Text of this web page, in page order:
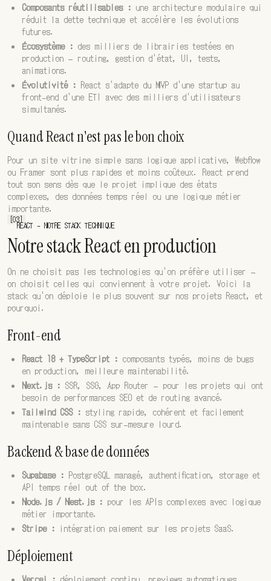
Composants réutilisables : une architecture modulaire qui
réduit la dette technique et accélère les évolutions
futures.
Écosystème : des milliers de librairies testées en
production — routing, gestion d'état, UI, tests,
animations.
Évolutivité : React s'adapte du MVP d'une startup au
front-end d'une ETI avec des milliers d'utilisateurs
simultanés.
Quand React n'est pas le bon choix
Pour un site vitrine simple sans logique applicative, Webflow
ou Framer sont plus rapides et moins coûteux. React prend
tout son sens dès que le projet implique des états
complexes, des données temps réel ou une logique métier
importante.
[03]
REACT - NOTRE STACK TECHNIQUE
Notre stack React en production
On ne choisit pas les technologies qu'on préfère utiliser —
on choisit celles qui conviennent à votre projet. Voici la
stack qu'on déploie le plus souvent sur nos projets React, et
pourquoi.
Front-end
React 18 + TypeScript : composants typés, moins de bugs
en production, meilleure maintenabilité.
Next.js : SSR, SSG, App Router — pour les projets qui ont
besoin de performances SEO et de routing avancé.
Tailwind CSS : styling rapide, cohérent et facilement
maintenable sans CSS sur-mesure lourd.
Backend & base de données
Supabase : PostgreSQL managé, authentification, storage et
API temps réel out of the box.
Node.js / Nest.js : pour les APIs complexes avec logique
métier importante.
Stripe : intégration paiement sur les projets SaaS.
Déploiement